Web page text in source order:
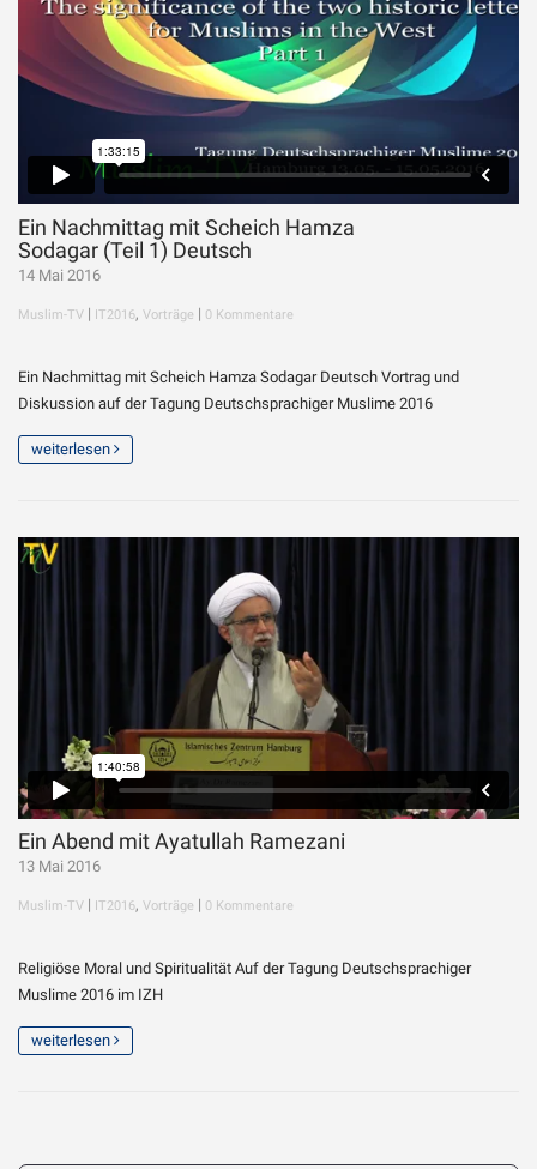
Ein Nachmittag mit Scheich Hamza
Sodagar (Teil 1) Deutsch
14 Mai 2016
Muslim-TV | IT2016, Vorträge | 0 Kommentare
Ein Nachmittag mit Scheich Hamza Sodagar Deutsch Vortrag und
Diskussion auf der Tagung Deutschsprachiger Muslime 2016
weiterlesen
Ein Abend mit Ayatullah Ramezani
13 Mai 2016
Muslim-TV | IT2016, Vorträge | 0 Kommentare
Religiöse Moral und Spiritualität Auf der Tagung Deutschsprachiger
Muslime 2016 im IZH
weiterlesen